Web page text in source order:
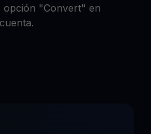
opción "Convert" en